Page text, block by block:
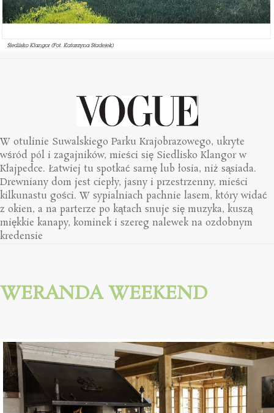
W otulinie Suwalskiego Parku Krajobrazowego, ukryte
wśród pól i zagajników, mieści się Siedlisko Klangor w
Kłajpedce. Łatwiej tu spotkać sarnę lub łosia, niż sąsiada.
Drewniany dom jest ciepły, jasny i przestrzenny, mieści
kilkunastu gości. W sypialniach pachnie lasem, który widać
z okien, a na parterze po kątach snuje się muzyka, kuszą
miękkie kanapy, kominek i szereg nalewek na ozdobnym
kredensie
WERANDA WEEKEND